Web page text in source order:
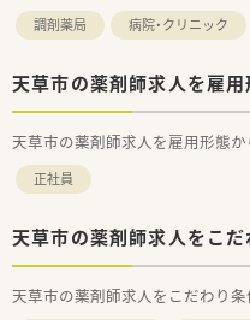
調剤薬局 病院・クリニック
天草市の薬剤師求人を雇
天草市の薬剤師求人を雇用形態か
正社員
天草市の薬剤師求人をこ
天草市の薬剤師求人をこだわり条